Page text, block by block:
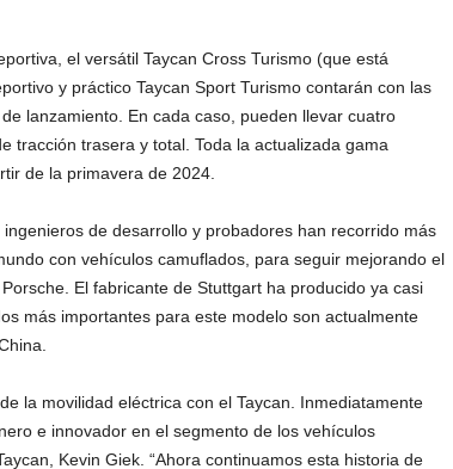
el versátil Taycan Cross Turismo (que está
y práctico Taycan Sport Turismo contarán con las
lanzamiento. En cada caso, pueden llevar cuatro
tracción trasera y total. Toda la actualizada gama
de la primavera de 2024.
de desarrollo y probadores han recorrido más
con vehículos camuflados, para seguir mejorando el
El fabricante de Stuttgart ha producido ya casi
más importantes para este modelo son actualmente
la movilidad eléctrica con el Taycan. Inmediatamente
e innovador en el segmento de los vehículos
Kevin Giek. “Ahora continuamos esta historia de